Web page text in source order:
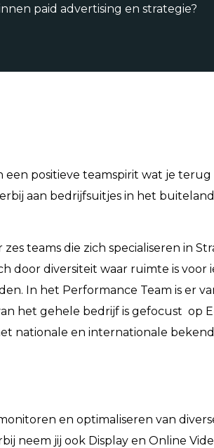
paid advertising en strategie?
positieve teamspirit wat je terug
aan bedrijfsuitjes in het
teams die zich specialiseren in
door diversiteit waar ruimte is voor
In het Performance Team is er
het gehele bedrijf is gefocust op
nationale en internationale
en optimaliseren van
neem jij ook Display en Online